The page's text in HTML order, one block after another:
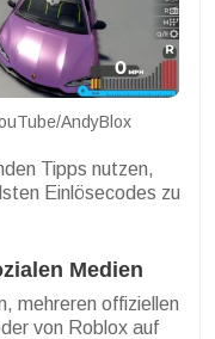
AndyBlox
Tipps nutzen,
Einlösecodes zu
Medien
mehreren offiziellen
von Roblox auf